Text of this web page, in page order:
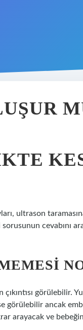
ultrason
cevabını
görülebilir.
görülebilir ancak
arayacak ve